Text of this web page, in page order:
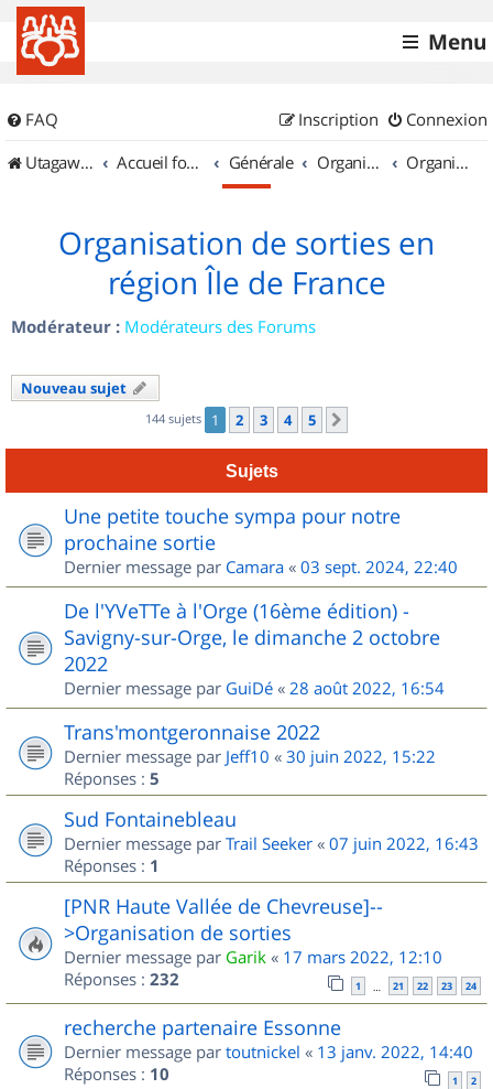
Menu
FAQ Connexion
Inscription
UtagawaVTT (Randos VTT et VTTAE avec traces GPS)
Accueil forum Générale Organisation de sorties & Recherche de partenaires Organisation de sorties en région Île de France
Organisation de sorties en
région Île de France
Modérateur : Modérateurs des Forums
Nouveau sujet
144 sujets 1 2 3 4 5
Sujets
Une petite touche sympa pour notre
prochaine sortie
Dernier message par Camara « 03 sept. 2024, 22:40
De l'YVeTTe à l'Orge (16ème édition) -
Savigny-sur-Orge, le dimanche 2 octobre
2022
Dernier message par GuiDé « 28 août 2022, 16:54
Trans'montgeronnaise 2022
Dernier message par Jeff10 « 30 juin 2022, 15:22
Réponses : 5
Sud Fontainebleau
Dernier message par Trail Seeker « 07 juin 2022, 16:43
Réponses : 1
[PNR Haute Vallée de Chevreuse]--
>Organisation de sorties
Dernier message par Garik « 17 mars 2022, 12:10
Réponses : 232 1 … 21 22 23 24
recherche partenaire Essonne
Dernier message par toutnickel « 13 janv. 2022, 14:40
Réponses : 10 1 2